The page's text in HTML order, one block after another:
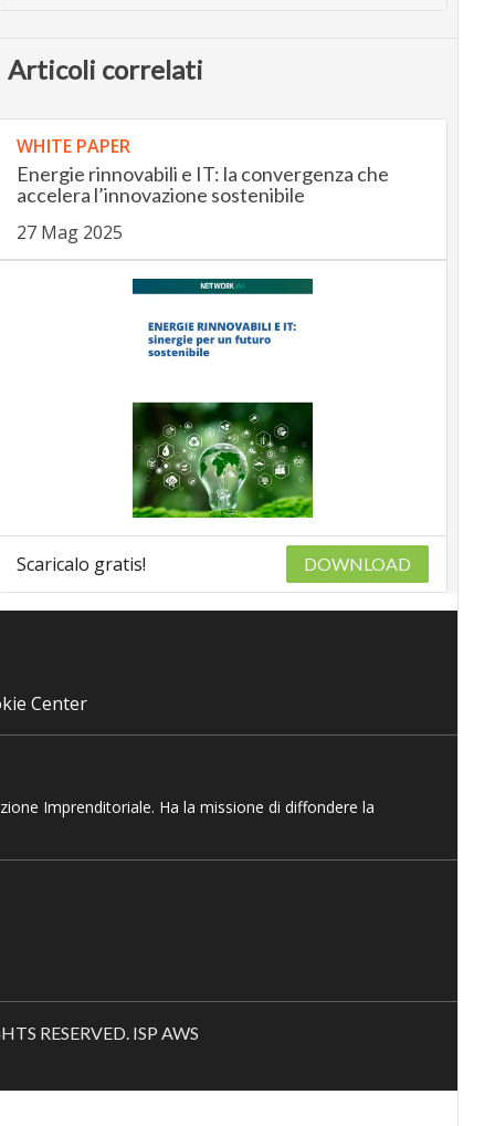
Articoli correlati
WHITE PAPER
Energie rinnovabili e IT: la convergenza che
accelera l’innovazione sostenibile
27 Mag 2025
Scaricalo gratis! DOWNLOAD
Center
Imprenditoriale. Ha la missione di diffondere la
RESERVED. ISP AWS